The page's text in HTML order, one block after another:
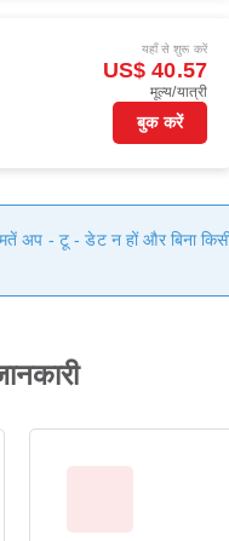
यहाँ से शुरू करें
US$ 40.57
मूल्य/यात्री
बुक करें
अप - टू - डेट न हों और बिना